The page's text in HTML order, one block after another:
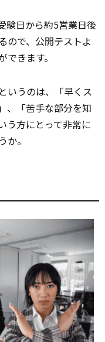
験日から約5営業日後
ので、公開テストよ
きます。
いうのは、「早くス
、「苦手な部分を知
う方にとって非常に
。